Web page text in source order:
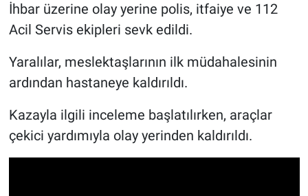
İhbar üzerine olay yerine polis, itfaiye ve 112
Acil Servis ekipleri sevk edildi.
Yaralılar, meslektaşlarının ilk müdahalesinin
ardından hastaneye kaldırıldı.
Kazayla ilgili inceleme başlatılırken, araçlar
çekici yardımıyla olay yerinden kaldırıldı.